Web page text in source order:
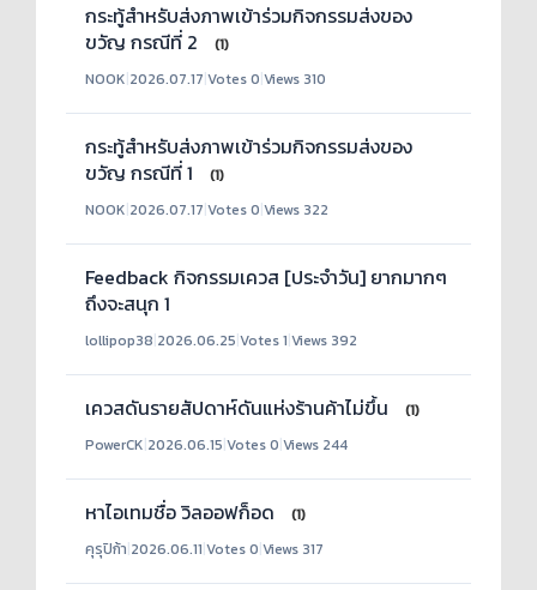
กระทู้สำหรับส่งภาพเข้าร่วมกิจกรรมส่งของ
ขวัญ กรณีที่ 2
(1)
NOOK|2026.07.17|Votes 0|Views 310
กระทู้สำหรับส่งภาพเข้าร่วมกิจกรรมส่งของ
ขวัญ กรณีที่ 1
(1)
NOOK|2026.07.17|Votes 0|Views 322
Feedback กิจกรรมเควส [ประจำวัน] ยากมากๆ
ถึงจะสนุก 1
lollipop38|2026.06.25|Votes 1|Views 392
เควสดันรายสัปดาห์ดันแห่งร้านค้าไม่ขึ้น
(1)
PowerCK|2026.06.15|Votes 0|Views 244
หาไอเทมชื่อ วิลออฟก็อด
(1)
คุรุปิก้า|2026.06.11|Votes 0|Views 317